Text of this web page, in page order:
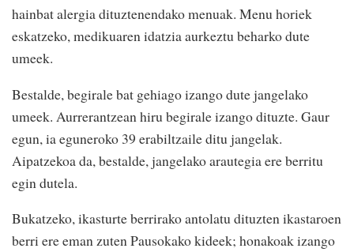
hainbat alergia dituztenendako menuak. Menu horiek
eskatzeko, medikuaren idatzia aurkeztu beharko dute
umeek.
Bestalde, begirale bat gehiago izango dute jangelako
umeek. Aurrerantzean hiru begirale izango dituzte. Gaur
egun, ia eguneroko 39 erabiltzaile ditu jangelak.
Aipatzekoa da, bestalde, jangelako arautegia ere berritu
egin dutela.
Bukatzeko, ikasturte berrirako antolatu dituzten ikastaroen
berri ere eman zuten Pausokako kideek; honakoak izango